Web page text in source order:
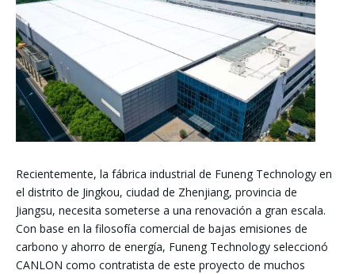
Recientemente, la fábrica industrial de Funeng Technology en
el distrito de Jingkou, ciudad de Zhenjiang, provincia de
Jiangsu, necesita someterse a una renovación a gran escala.
Con base en la filosofía comercial de bajas emisiones de
carbono y ahorro de energía, Funeng Technology seleccionó
CANLON como contratista de este proyecto de muchos